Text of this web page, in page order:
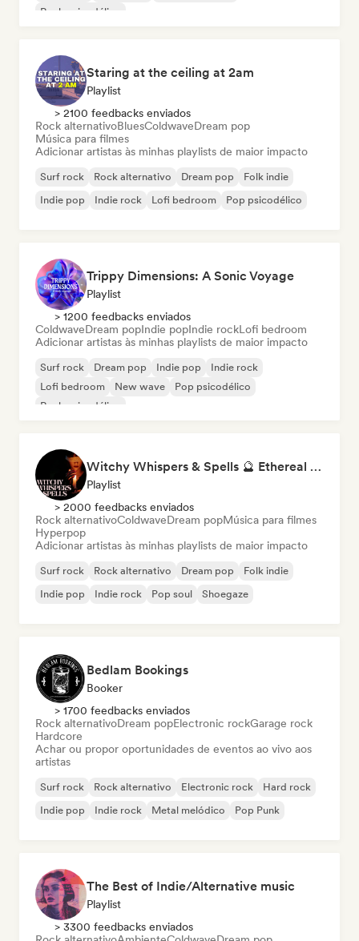
Rock psicodélico
Staring at the ceiling at 2am
Playlist
> 2100 feedbacks enviados
Rock alternativoBluesColdwaveDream pop
Música para filmes
Adicionar artistas às minhas playlists de maior impacto
Surf rock Rock alternativo Dream pop
Folk indie
Indie pop
Indie rock Lofi bedroom Pop psicodélico
Trippy Dimensions: A Sonic Voyage
Playlist
> 1200 feedbacks enviados
ColdwaveDream popIndie popIndie rockLofi bedroom
Adicionar artistas às minhas playlists de maior impacto
Surf rock Dream pop Indie pop
Indie rock
Lofi bedroom
New wave
Pop psicodélico
Rock psicodélico
Witchy Whispers & Spells 🔮 Ethereal Art Pop & Dream Pop
Playlist
> 2000 feedbacks enviados
Rock alternativoColdwaveDream popMúsica para filmes
Hyperpop
Adicionar artistas às minhas playlists de maior impacto
Surf rock Rock alternativo Dream pop
Folk indie
Indie pop
Indie rock Pop soul Shoegaze
Bedlam Bookings
Booker
> 1700 feedbacks enviados
Rock alternativoDream popElectronic rockGarage rock
Hardcore
Achar ou propor oportunidades de eventos ao vivo aos
artistas
Surf rock Rock alternativo Electronic rock
Hard rock
Indie pop
Indie rock Metal melódico Pop Punk
The Best of Indie/Alternative music
Playlist
> 3300 feedbacks enviados